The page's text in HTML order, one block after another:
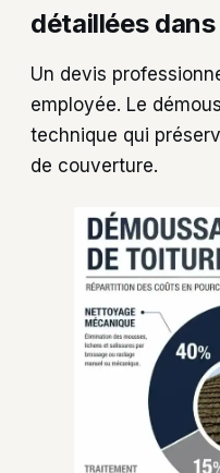
détaillées
Un devis
employée. Le
technique qui
de couverture.